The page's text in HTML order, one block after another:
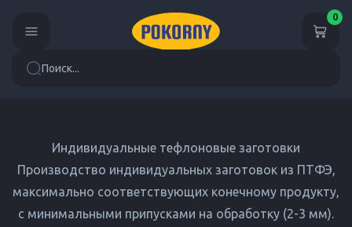
Поиск...
0
Индивидуальные тефлоновые заготовки
Производство индивидуальных заготовок из ПТФЭ,
максимально соответствующих конечному продукту,
с минимальными припусками на обработку (2-3 мм).